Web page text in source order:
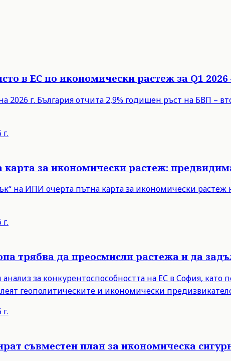
в ЕС по икономически растеж за Q1
2026 г. България отчита 2,9% годишен ръст на БВП –
за икономически растеж:
на ИПИ очерта пътна карта за икономически
трябва да преосмисли растежа и да
за конкурентоспособността на ЕС в София,
геополитическите и икономически
съвместен план за икономическа